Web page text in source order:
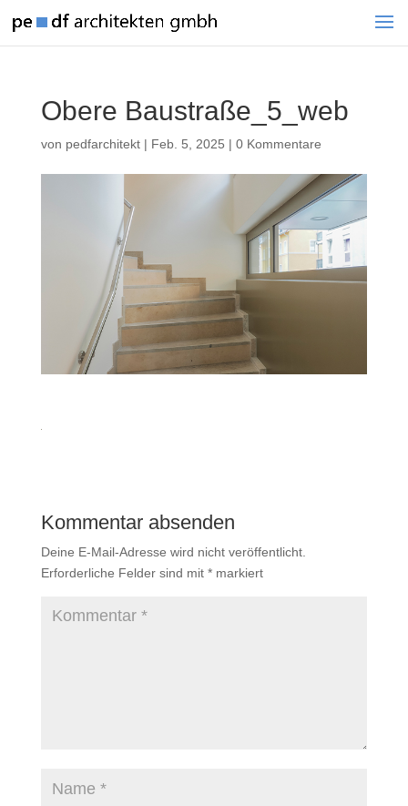
Obere Baustraße_5_web
von pedfarchitekt| Feb. 5, 2025 | 0 Kommentare
Kommentar absenden
Deine E-Mail-Adresse wird nicht veröffentlicht.
Erforderliche Felder sind mit *markiert